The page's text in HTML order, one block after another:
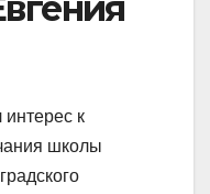
к
школы